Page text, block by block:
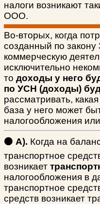
налоги возникают
ООО.
Во-вторых, когда
созданный по
коммерческую
исключительно
то доходы у него
по УСН (доходы)
рассматривать,
база у него может
налогообложения
🟠 А). Когда на
транспортное
возникает
налогообложения в
транспортное
средств возникает